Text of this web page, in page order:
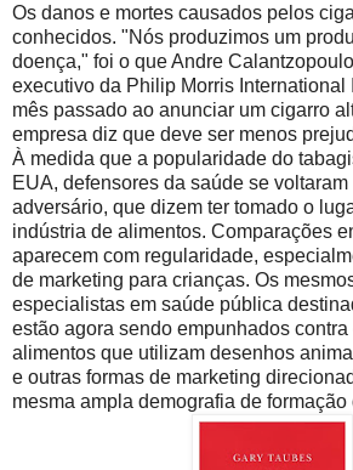
Os danos e mortes causados ​​pelos
conhecidos. "Nós produzimos um
doença," foi o que Andre
executivo da Philip Morris International
mês passado ao anunciar um cigarro
empresa diz que deve ser menos
À medida que a popularidade do
EUA, defensores da saúde se voltaram
adversário, que dizem ter tomado o
indústria de alimentos. Comparações
aparecem com regularidade,
de marketing para crianças. Os
especialistas em saúde pública
estão agora sendo empunhados
alimentos que utilizam desenhos
e outras formas de marketing
mesma ampla demografia de